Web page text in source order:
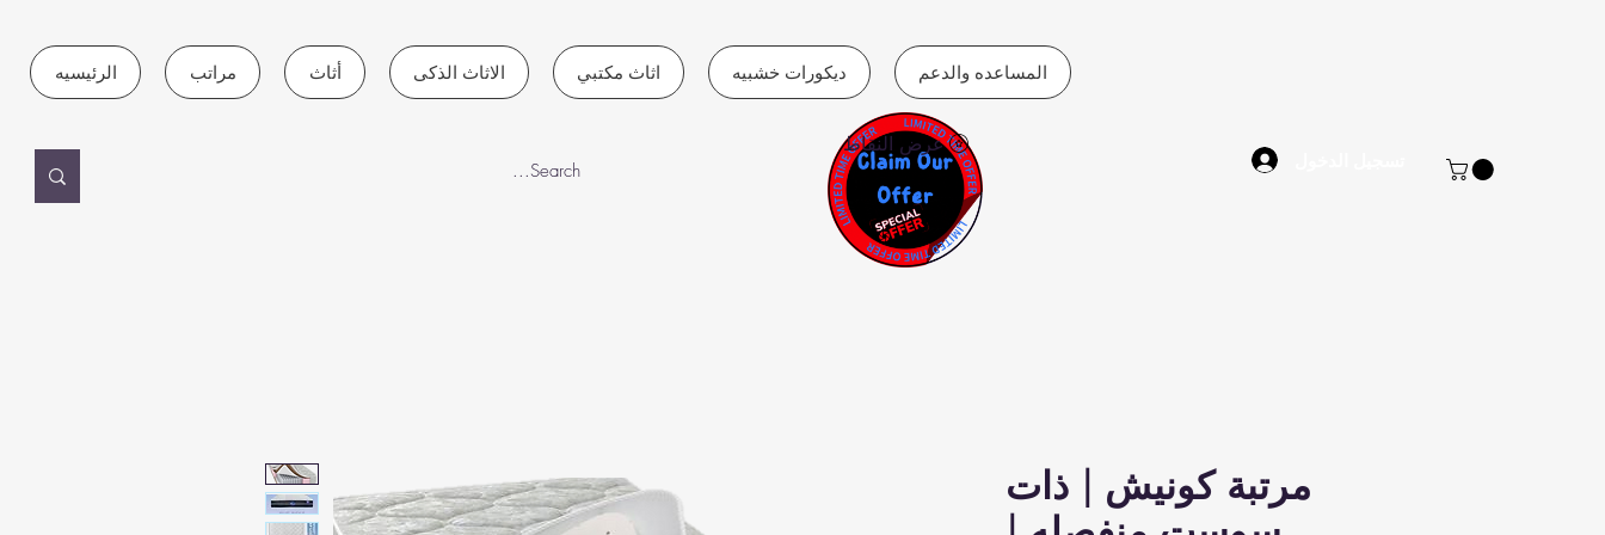
الرئيسيه مراتب أثاث الاثاث الذكى اثاث مكتبي ديكورات خشبيه المساعده والدعم
عرض النقاط
مرتبة كونيش | ذات